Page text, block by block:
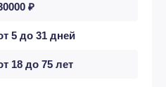
₽
5 до 31 дней
18 до 75 лет